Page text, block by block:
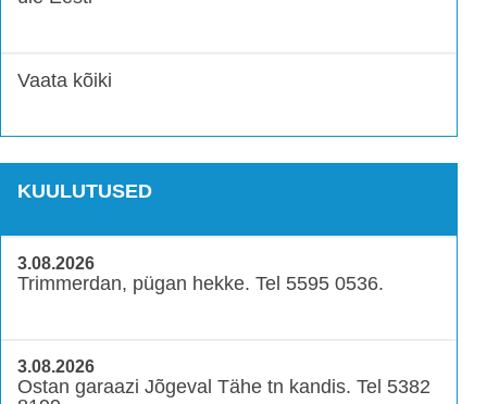
Vaata kõiki
KUULUTUSED
3.08.2026
Trimmerdan, pügan hekke. Tel 5595 0536.
3.08.2026
Ostan garaazi Jõgeval Tähe tn kandis. Tel 5382